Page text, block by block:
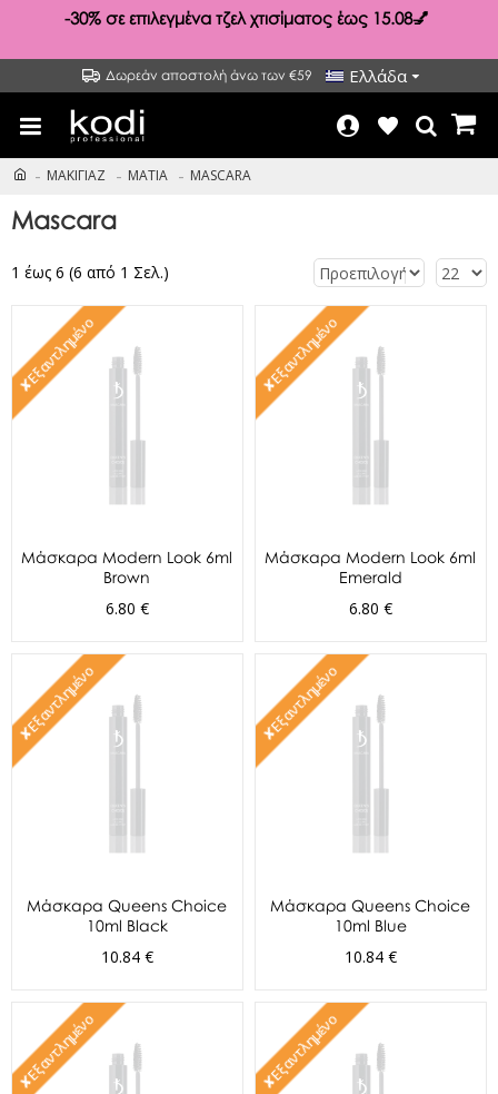
-30% σε επιλεγμένα τζελ χτισίματος έως 15.08💅
Δωρεάν αποστολή άνω των €59 Ελλάδα
ΜΑΚΙΓΙΑΖ ΜΑΤΙΑ MASCARA
Mascara
1 έως 6 (6 από 1 Σελ.)
✘Εξαντλημένο
Μάσκαρα Modern Look 6ml
Brown
6.80 €
✘Εξαντλημένο
Μάσκαρα Modern Look 6ml
Emerald
6.80 €
✘Εξαντλημένο
Μάσκαρα Queens Choice
10ml Black
10.84 €
✘Εξαντλημένο
Μάσκαρα Queens Choice
10ml Blue
10.84 €
✘Εξαντλημένο ✘Εξαντλημένο